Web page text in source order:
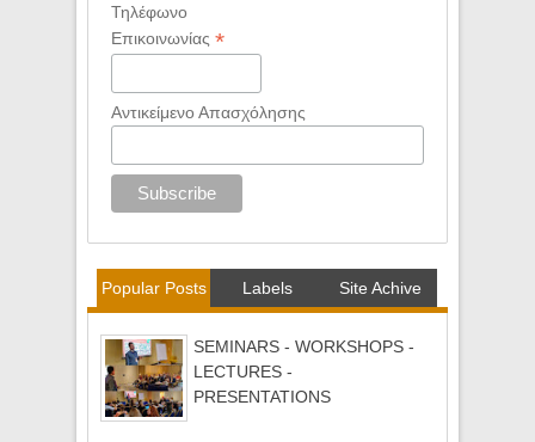
Τηλέφωνο
Επικοινωνίας *
Αντικείμενο Απασχόλησης
Popular Posts Labels Site Achive
SEMINARS - WORKSHOPS -
LECTURES -
PRESENTATIONS